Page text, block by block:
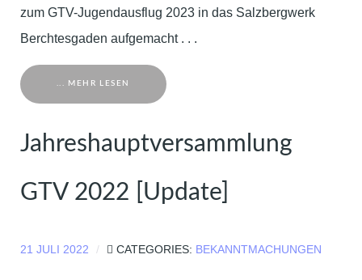
zum GTV-Jugendausflug 2023 in das Salzbergwerk
Berchtesgaden aufgemacht . . .
... MEHR LESEN
Jahreshauptversammlung
GTV 2022 [Update]
21 JULI 2022 CATEGORIES: BEKANNTMACHUNGEN